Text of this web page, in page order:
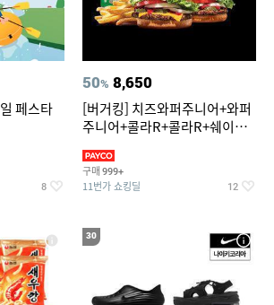
페스타
8
50% 8,650
[버거킹] 치즈와퍼주니어+와퍼
주니어+콜라R+콜라R+쉐이킹
구매 999+
11번가 쇼킹딜 12
30